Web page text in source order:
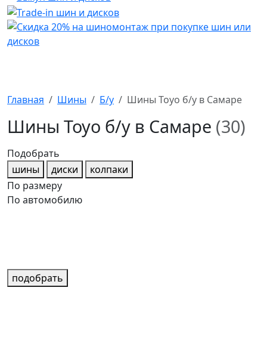
Главная Шины Б/у Шины Toyo б/у в Самаре
Шины Toyo б/у в Самаре (30)
Подобрать
шины
диски
колпаки
По размеру
По автомобилю
подобрать